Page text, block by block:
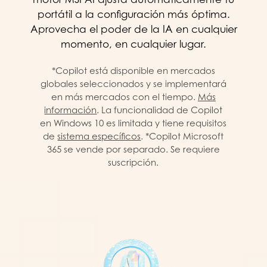
portátil a la configuración más óptima.
Aprovecha el poder de la IA en cualquier
momento, en cualquier lugar.
*Copilot está disponible en mercados
globales seleccionados y se implementará
en más mercados con el tiempo. Más
información. La funcionalidad de Copilot
en Windows 10 es limitada y tiene requisitos
desistema específicos. *Copilot Microsoft
365 se vende por separado. Se requiere
suscripción.